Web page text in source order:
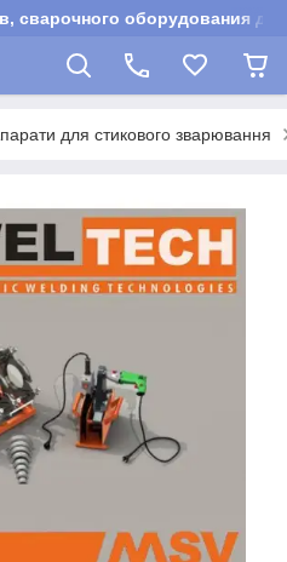
сварочного оборудования
для стикового зварювання